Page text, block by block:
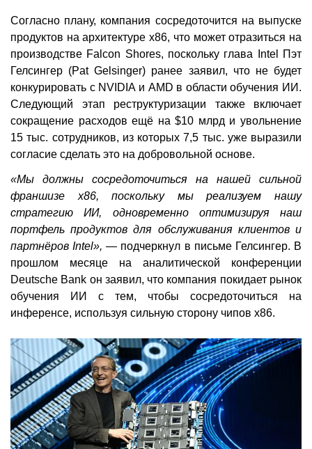
Согласно плану, компания сосредоточится на выпуске
продуктов на архитектуре x86, что может отразиться на
производстве Falcon Shores, поскольку глава Intel Пэт
Гелсингер (Pat Gelsinger) ранее заявил, что не будет
конкурировать с NVIDIA и AMD в области обучения ИИ.
Следующий этап реструктуризации также включает
сокращение расходов ещё на $10 млрд и увольнение
15 тыс. сотрудников, из которых 7,5 тыс. уже выразили
согласие сделать это на добровольной основе.
«Мы должны сосредоточиться на нашей сильной
франшизе x86, поскольку мы реализуем нашу
стратегию ИИ, одновременно оптимизируя наш
портфель продуктов для обслуживания клиентов и
партнёров Intel», — подчеркнул в письме Гелсингер. В
прошлом месяце на аналитической конференции
Deutsche Bank он заявил, что компания покидает рынок
обучения ИИ с тем, чтобы сосредоточиться на
инференсе, используя сильную сторону чипов x86.